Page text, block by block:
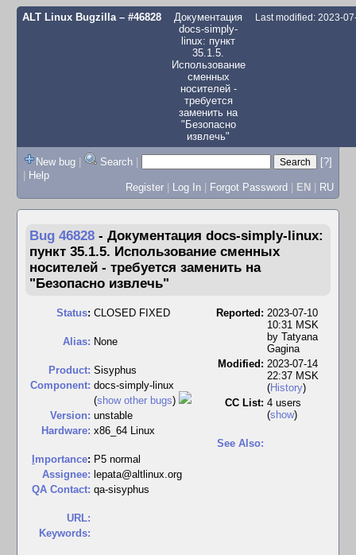
ALT Linux Bugzilla– #46828
Документация
docs-simply-
linux: пункт
⁠35.1.5.
Использование
сменных
носителей -
требуется
заменить на
"Безопасно
извлечь"
Last modified: 2023-
New bug | Search |
[?]
| Help
Register | Log In | Forgot Password | EN | RU
Bug 46828 - Документация docs-simply-linux:
пункт ⁠35.1.5. Использование сменных
носителей - требуется заменить на
"Безопасно извлечь"
Status: CLOSED FIXED
Alias: None
Product: Sisyphus
Component: docs-simply-linux
(show other bugs)
Version: unstable
Hardware: x86_64 Linux
mportance: P5 normal
Assignee: lepata@altlinux.org
QA Contact: qa-sisyphus
URL:
Keywords:
Reported: 2023-07-10
10:31 MSK
by Tatyana
Gagina
Modified: 2023-07-14
22:37 MSK
(History)
CC List: 4 users
(show)
See Also: